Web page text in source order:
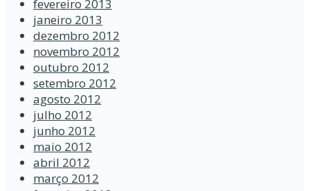
fevereiro 2013
janeiro 2013
dezembro 2012
novembro 2012
outubro 2012
setembro 2012
agosto 2012
julho 2012
junho 2012
maio 2012
abril 2012
março 2012